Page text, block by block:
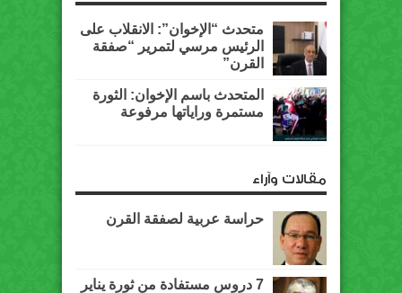
متحدث “الإخوان”: الانقلاب على
الرئيس مرسي لتمرير “صفقة
القرن”
المتحدث باسم الإخوان: الثورة
مستمرة وراياتها مرفوعة
مقالات وآراء
حراسة عربية لصفقة القرن
7 دروس مستفادة من ثورة يناير